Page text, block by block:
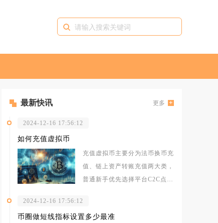
最新快讯 更多
2024-12-16 17:56:12
如何充值虚拟币
充值虚拟币主要分为法币换币充
值、链上资产转账充值两大类，
普通新手优先选择平台C2C点对
2024-12-16 17:56:12
币圈做短线指标设置多少最准